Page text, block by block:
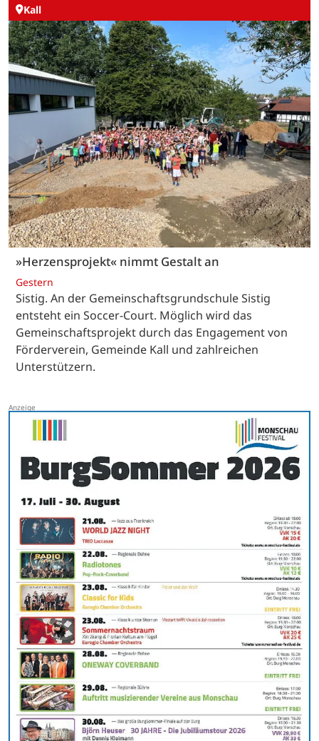
Kall
»Herzensprojekt« nimmt Gestalt an
Gestern
Sistig. An der Gemeinschaftsgrundschule Sistig
entsteht ein Soccer-Court. Möglich wird das
Gemeinschaftsprojekt durch das Engagement von
Förderverein, Gemeinde Kall und zahlreichen
Unterstützern.